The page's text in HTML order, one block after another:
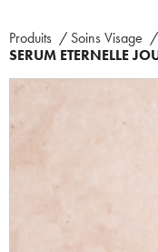
Produits / Soins Visage /
SERUM ETERNELLE